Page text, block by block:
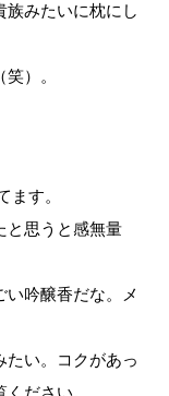
みたいに枕にし
）。
す。
思うと感無量
吟醸香だな。メ
い。コクがあっ
ださい。